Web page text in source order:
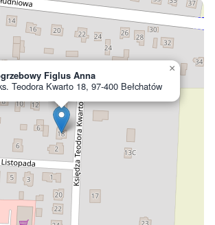
Figlus Anna
Teodora Kwarto 18, 97-400 Bełchatów
×